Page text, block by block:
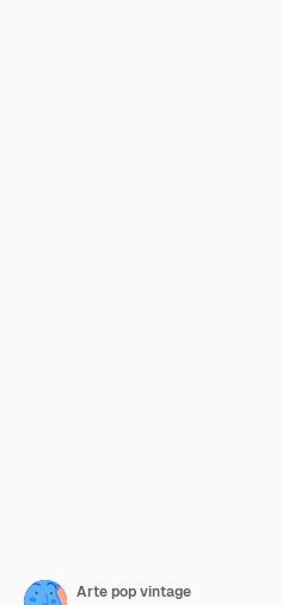
Arte pop vintage